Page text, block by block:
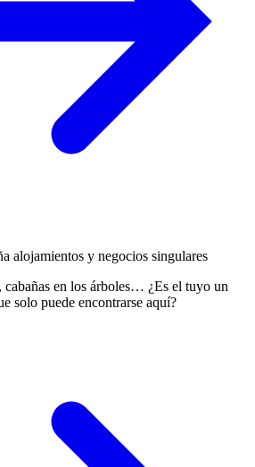
alojamientos y negocios singulares
cabañas en los árboles… ¿Es el tuyo un
solo puede encontrarse aquí?